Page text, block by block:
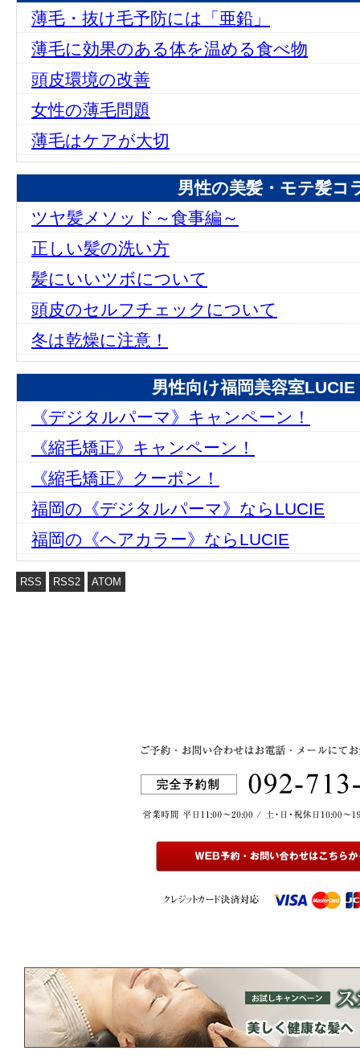
薄毛・抜け毛予防には「亜鉛」
薄毛に効果のある体を温める食べ物
頭皮環境の改善
女性の薄毛問題
薄毛はケアが大切
男性の美髪・モテ髪コ
ツヤ髪メソッド～食事編～
正しい髪の洗い方
髪にいいツボについて
頭皮のセルフチェックについて
冬は乾燥に注意！
男性向け福岡美容室LUCIE
《デジタルパーマ》キャンペーン！
《縮毛矯正》キャンペーン！
《縮毛矯正》クーポン！
福岡の《デジタルパーマ》ならLUCIE
福岡の《ヘアカラー》ならLUCIE
RSS RSS2 ATOM